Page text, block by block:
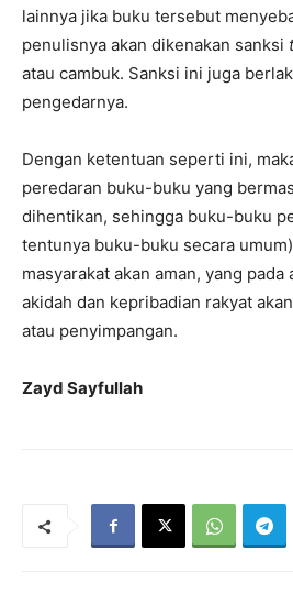
lainnya jika buku tersebut
penulisnya akan dikenakan sanksi
atau cambuk. Sanksi ini juga
pengedarnya.
Dengan ketentuan seperti ini,
peredaran buku-buku yang
dihentikan, sehingga buku-buku
tentunya buku-buku secara
masyarakat akan aman, yang
akidah dan kepribadian rakyat
atau penyimpangan.
Zayd Sayfullah